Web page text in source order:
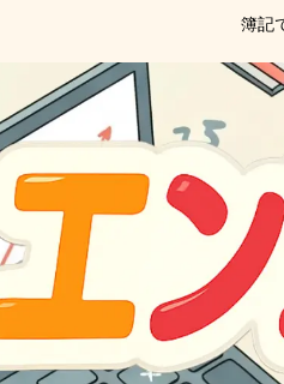
簿記